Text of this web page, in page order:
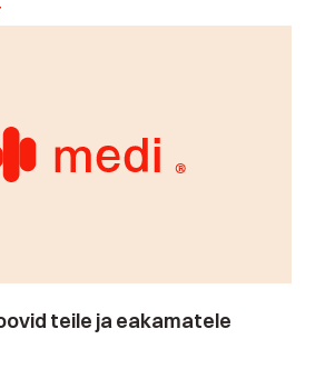
palun vastu Medi siirad
eakamatele lähedastele. Hoolime ja
ka järgmisel aastal! Parimate